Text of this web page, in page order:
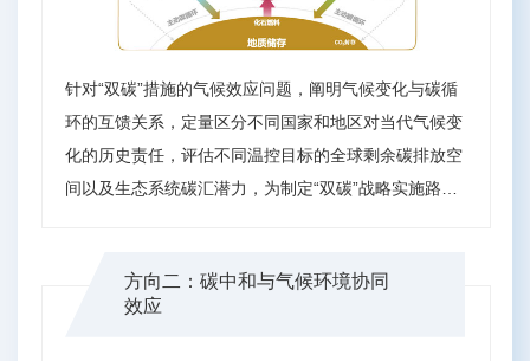
针对“双碳”措施的气候效应问题，阐明气候变化与碳循
环的互馈关系，定量区分不同国家和地区对当代气候变
化的历史责任，评估不同温控目标的全球剩余碳排放空
间以及生态系统碳汇潜力，为制定“双碳”战略实施路线
气候效应 • 自然碳汇形成与维持机制 • 不同温室气体的
协同效应 • 高分辨率排放清单构建
方向二：碳中和与气候环境协同
效应